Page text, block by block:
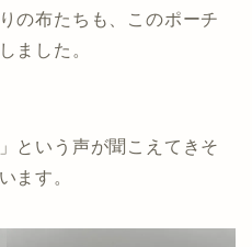
の布たちも、このポーチ
ました。
という声が聞こえてきそ
ます。